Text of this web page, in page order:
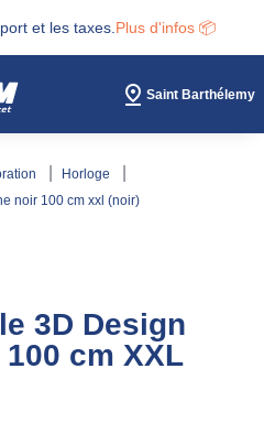
et les taxes. Plus d'infos 📦
Saint Barthélemy
horloge
noir 100 cm xxl (noir)
3D Design
cm XXL